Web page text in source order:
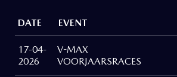
DATE EVENT
17-04-
2026
V-MAX
VOORJAARSRACES